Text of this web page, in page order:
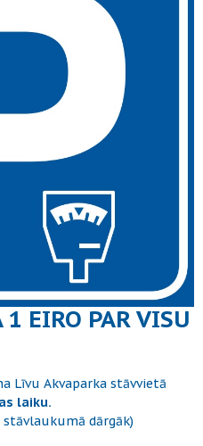
EIRO PAR VISU
Līvu Akvaparka stāvvietā
laiku.
dārgāk)